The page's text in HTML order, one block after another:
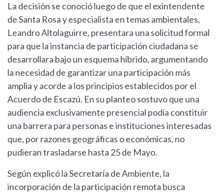
La decisión se conoció luego de que el exintendente
de Santa Rosa y especialista en temas ambientales,
Leandro Altolaguirre, presentara una solicitud formal
para que la instancia de participación ciudadana se
desarrollara bajo un esquema híbrido, argumentando
la necesidad de garantizar una participación más
amplia y acorde a los principios establecidos por el
Acuerdo de Escazú. En su planteo sostuvo que una
audiencia exclusivamente presencial podía constituir
una barrera para personas e instituciones interesadas
que, por razones geográficas o económicas, no
pudieran trasladarse hasta 25 de Mayo.
Según explicó la Secretaría de Ambiente, la
incorporación de la participación remota busca